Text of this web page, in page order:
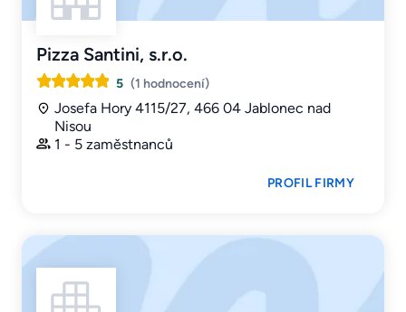
Pizza Santini, s.r.o.
5 (1 hodnocení)
Josefa Hory 4115/27, 466 04 Jablonec nad
Nisou
1 - 5 zaměstnanců
PROFIL FIRMY